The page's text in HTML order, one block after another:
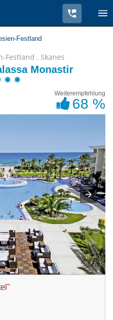
Festland
Festland . Skanes
Monastir
Weiterempfehlung
68 %